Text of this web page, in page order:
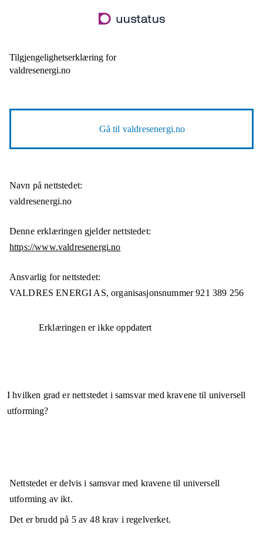
til
Tilgjengelighetserklæring for
valdresenergi.no
Gå til valdresenergi.no
Navn på nettstedet:
valdresenergi.no
Denne erklæringen gjelder nettstedet:
https://www.valdresenergi.no
Ansvarlig for nettstedet:
VALDRES ENERGI AS,organisasjonsnummer 921 389 256
Erklæringen er ikke oppdatert
I hvilken grad er nettstedet i samsvar med kravene til universell
utforming?
Nettstedet erdelvis i samsvarmed kravene til universell
utforming av ikt.
Det er brudd på 5av48krav i regelverket.